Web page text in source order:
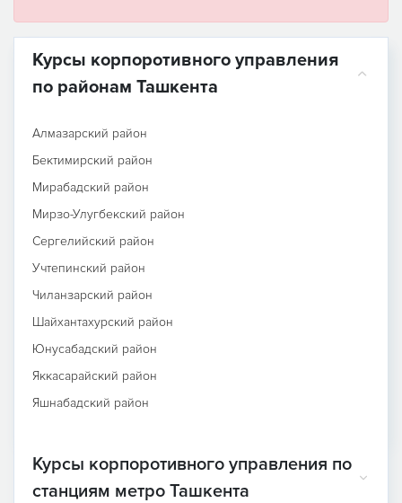
Курсы корпоротивного управления
по районам Ташкента
Алмазарский район
Бектимирский район
Мирабадский район
Мирзо-Улугбекский район
Сергелийский район
Учтепинский район
Чиланзарский район
Шайхантахурский район
Юнусабадский район
Яккасарайский район
Яшнабадский район
Курсы корпоротивного управления по
станциям метро Ташкента